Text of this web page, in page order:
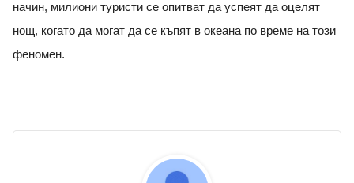
начин, милиони туристи се опитват да успеят да оцелят
нощ, когато да могат да се къпят в океана по време на този
феномен.